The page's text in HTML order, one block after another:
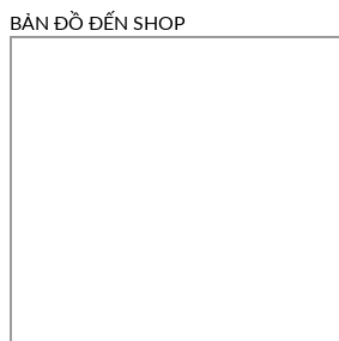
BẢN ĐỒ ĐẾN SHOP